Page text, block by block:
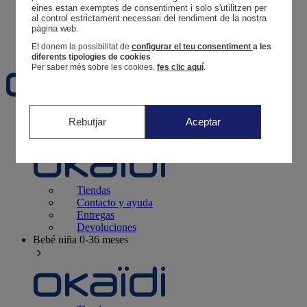
Tus pedidos
Cesta
Favoritos
Recién nacido0-12 meses
Tiendas
Contacto y ayuda
Entregas
Devoluciones
Bebé niña 0-36 meses
eines estan exemptes de consentiment i solo s'utilitzen per
al control estrictament necessari del rendiment de la nostra
pàgina web.
Et donem la possibilitat de configurar el teu consentiment a les
diferents tipologies de cookies
Per saber més sobre les cookies, fes clic aquí.
Rebutjar Aceptar